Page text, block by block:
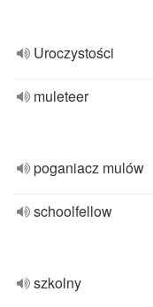
Uroczystości
muleteer
poganiacz mulów
schoolfellow
szkolny